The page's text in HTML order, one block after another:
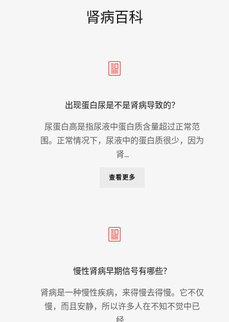
肾病百科
出现蛋白尿是不是肾病导致的？
尿蛋白高是指尿液中蛋白质含量超过正常范
围。正常情况下，尿液中的蛋白质很少，因为
肾...
查看更多
慢性肾病早期信号有哪些？
肾病是一种慢性疾病，来得慢去得慢。它不仅
慢，而且安静，所以许多人在不知不觉中已
经...